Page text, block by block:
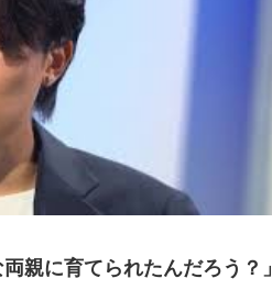
親に育てられたんだろう？」